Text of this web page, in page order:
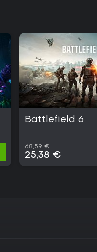
Battlefield 6
68,59 €
25,38 €